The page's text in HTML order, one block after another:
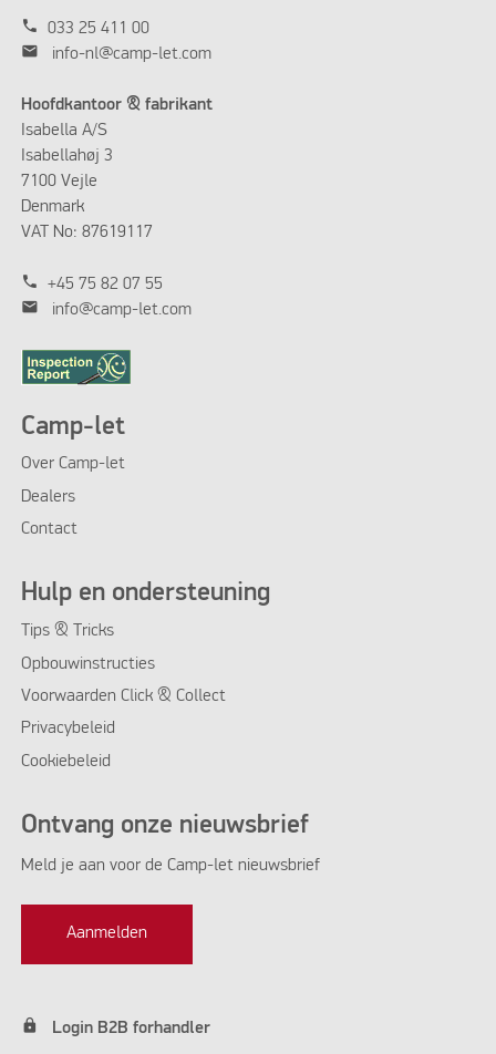
phone 033 25 411 00
mail info-nl@camp-let.com
Hoofdkantoor & fabrikant
Isabella A/S
Isabellahøj 3
7100 Vejle
Denmark
VAT No: 87619117
phone +45 75 82 07 55
mail info@camp-let.com
Camp-let
Over Camp-let
Dealers
Contact
Hulp en ondersteuning
Tips & Tricks
Opbouwinstructies
Voorwaarden Click & Collect
Privacybeleid
Cookiebeleid
Ontvang onze nieuwsbrief
Meld je aan voor de Camp-let nieuwsbrief
Aanmelden
lock Login B2B forhandler